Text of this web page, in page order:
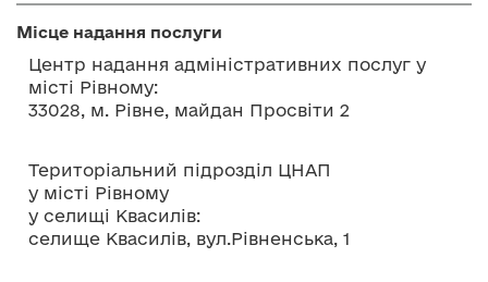
в
м
Місце надання послуги
Центр надання адміністративних послуг у
місті Рівному:
33028, м. Рівне, майдан Просвіти 2
Територіальний підрозділ ЦНАП
у місті Рівному
у селищі Квасилів:
селище Квасилів, вул.Рівненська, 1